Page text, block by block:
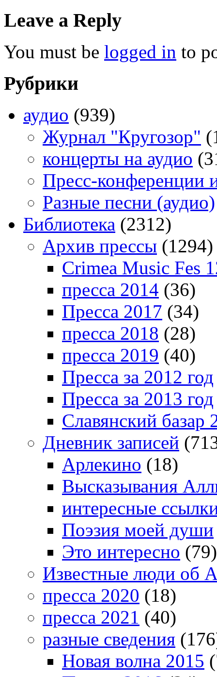
Leave a Reply
You must be logged in to
Рубрики
аудио (939)
Журнал "Кругозор"
концерты на аудио
Пресс-конференции
Разные песни (аудио)
Библиотека (2312)
Архив прессы (1294)
Crimea Music Fes
пресса 2014 (36)
Пресса 2017 (34)
пресса 2018 (28)
пресса 2019 (40)
Пресса за 2012 год
Пресса за 2013 год
Славянский базар
Дневник записей
Арлекино (18)
Высказывания
интересные
Поэзия моей души
Это интересно (79)
Известные люди об
пресса 2020 (18)
пресса 2021 (40)
разные сведения
Новая волна 2015